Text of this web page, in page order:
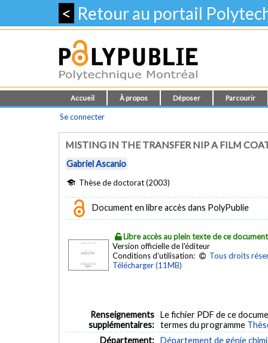
< Retour au portail
Accueil À propos Déposer Parcourir
Se connecter
MISTING IN THE TRANSFER NIP A FILM
Gabriel Ascanio
Thèse de doctorat (2003)
Document en libre accès dans PolyPublie
Libre accès au plein texte de ce document
Version officielle de l'éditeur
Conditions d'utilisation:
Tous droits
Télécharger (11MB)
Renseignements
supplémentaires:
Le fichier PDF de ce
termes du programme
Département: Département de génie